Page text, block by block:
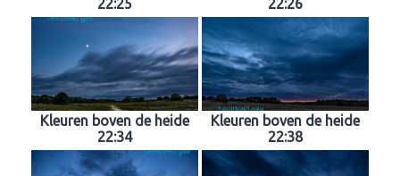
22:25
22:26
Kleuren boven de heide
22:34
Kleuren boven de heide
22:38